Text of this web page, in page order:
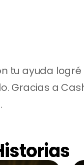
tu ayuda
Gracias a